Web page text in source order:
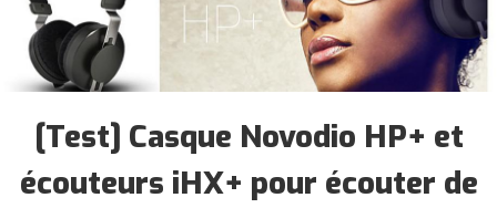
[Test] Casque Novodio HP+ et
écouteurs iHX+ pour écouter de